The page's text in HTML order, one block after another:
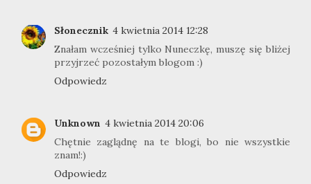
Słonecznik 4 kwietnia 2014 12:28
Znałam wcześniej tylko Nuneczkę, muszę się bliżej
przyjrzeć pozostałym blogom :)
Odpowiedz
Unknown 4 kwietnia 2014 20:06
Chętnie zaglądnę na te blogi, bo nie wszystkie
znam!:)
Odpowiedz